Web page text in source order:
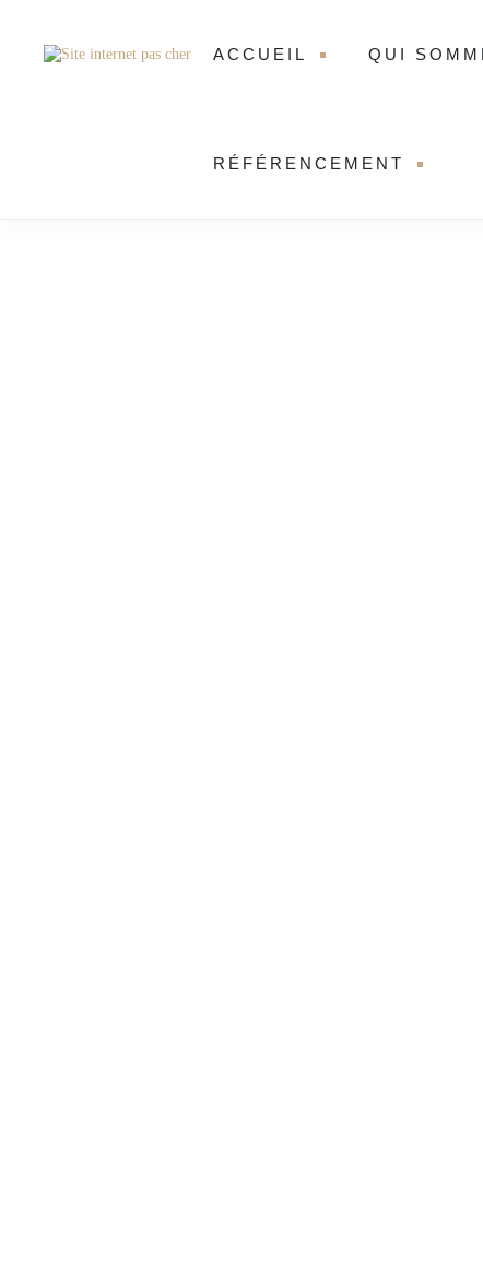
ACCUEIL QUI
RÉFÉRENCEMENT